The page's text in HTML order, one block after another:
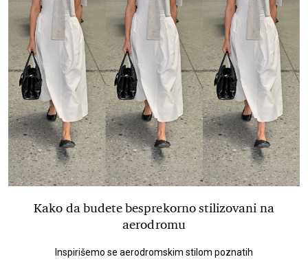
Kako da budete besprekorno stilizovani na
aerodromu
Inspirišemo se aerodromskim stilom poznatih